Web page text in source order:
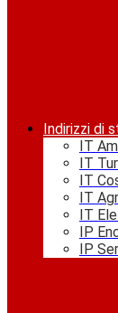
Indirizzi di
IT
IT
IT
IT
IT
IP
IP